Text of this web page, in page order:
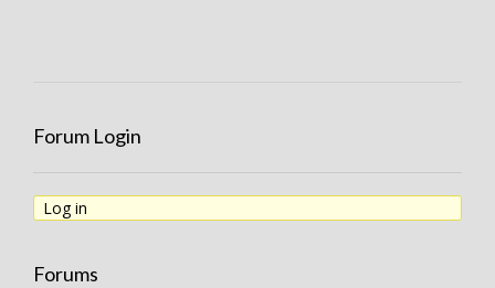
Forum Login
Log in
Forums